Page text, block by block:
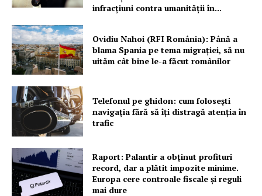
infracțiuni contra umanității în...
Ovidiu Nahoi (RFI România): Până a
blama Spania pe tema migrației, să nu
uităm cât bine le-a făcut românilor
Telefonul pe ghidon: cum folosești
navigația fără să îți distragă atenția în
trafic
Raport: Palantir a obținut profituri
record, dar a plătit impozite minime.
Europa cere controale fiscale și reguli
mai dure